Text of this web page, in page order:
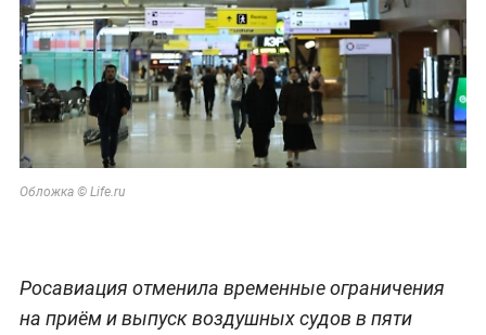
Обложка © Life.ru
Росавиация отменила временные ограничения
на приём и выпуск воздушных судов в пяти